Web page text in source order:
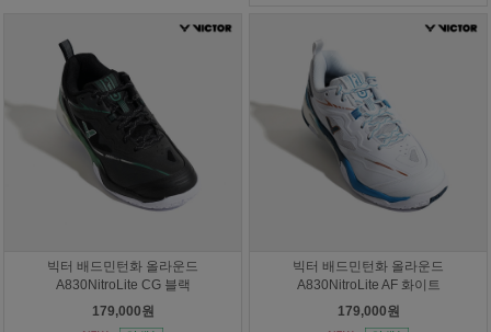
빅터 배드민턴화 올라운드
A830NitroLite CG 블랙
179,000원
빅터 배드민턴화 올라운드
A830NitroLite AF 화이트
179,000원